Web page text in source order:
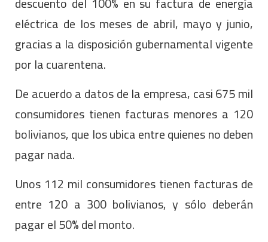
eléctrica de los meses de abril, mayo y junio,
gracias a la disposición gubernamental vigente
por la cuarentena.
De acuerdo a datos de la empresa, casi 675 mil
consumidores tienen facturas menores a 120
bolivianos, que los ubica entre quienes no deben
pagar nada.
Unos 112 mil consumidores tienen facturas de
entre 120 a 300 bolivianos, y sólo deberán
pagar el 50% del monto.